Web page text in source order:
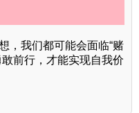
，我们都可能会面临“赌
敢前行，才能实现自我价